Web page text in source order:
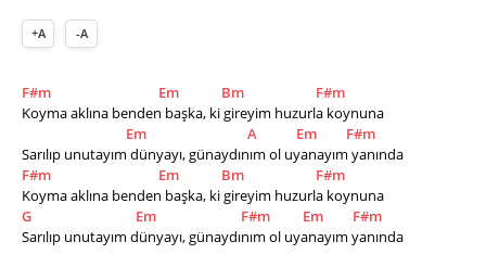
+A -A
F#m Em Bm
F#m
Koyma aklına benden başka, ki gireyim huzurla koynuna
Em
A Em
F#m
Sarılıp unutayım dünyayı, günaydınım ol uyanayım yanında
F#m
Em Bm
F#m
Koyma aklına benden başka, ki gireyim huzurla koynuna
G
Em F#m Em
F#m
Sarılıp unutayım dünyayı, günaydınım ol uyanayım yanında